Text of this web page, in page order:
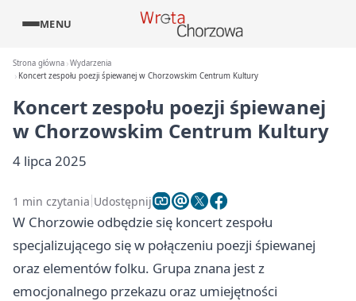
MENU
Strona główna Wydarzenia
Koncert zespołu poezji śpiewanej w Chorzowskim Centrum Kultury
Koncert zespołu poezji śpiewanej
w Chorzowskim Centrum Kultury
4 lipca 2025
1 min czytania Udostępnij
W Chorzowie odbędzie się koncert zespołu
specjalizującego się w połączeniu poezji śpiewanej
oraz elementów folku. Grupa znana jest z
emocjonalnego przekazu oraz umiejętności